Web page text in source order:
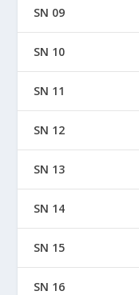
SN 09
SN 10
SN 11
SN 12
SN 13
SN 14
SN 15
SN 16